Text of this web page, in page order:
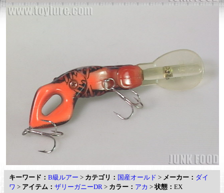
キーワード： B級ルアー > カテゴリ： 国産オールド > メーカー： ダイ
ワ > アイテム： ザリーガニーDR > カラー： アカ >状態： EX